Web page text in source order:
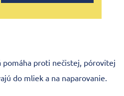
pomáha proti nečistej, pórovitej
do mliek a na naparovanie.